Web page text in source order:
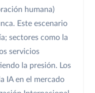
humana)
Este escenario
sectores como la
servicios
la presión. Los
IA en el mercado